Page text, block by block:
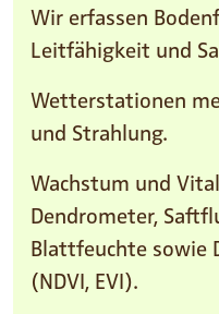
Wir erfassen
Leitfähigkeit und
Wetterstationen
und Strahlung.
Wachstum und
Dendrometer,
Blattfeuchte sowie
(NDVI, EVI).